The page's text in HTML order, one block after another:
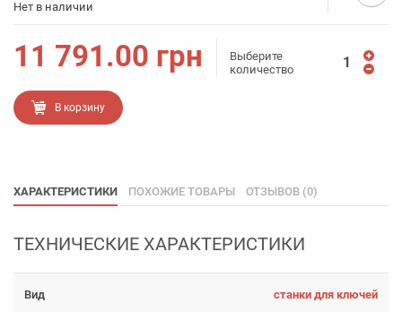
Нет в наличии
11 791.00 грн
Выберите
количество
В корзину
ХАРАКТЕРИСТИКИ ПОХОЖИЕ ТОВАРЫ ОТЗЫВОВ (0)
ТЕХНИЧЕСКИЕ ХАРАКТЕРИСТИКИ
Вид станки для ключей